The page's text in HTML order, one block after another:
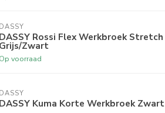
DASSY
DASSY Rossi Flex Werkbroek Stretch
Grijs/Zwart
Op voorraad
DASSY
DASSY Kuma Korte Werkbroek Zwart